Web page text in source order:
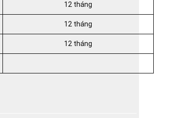
12 tháng
12 tháng
12 tháng